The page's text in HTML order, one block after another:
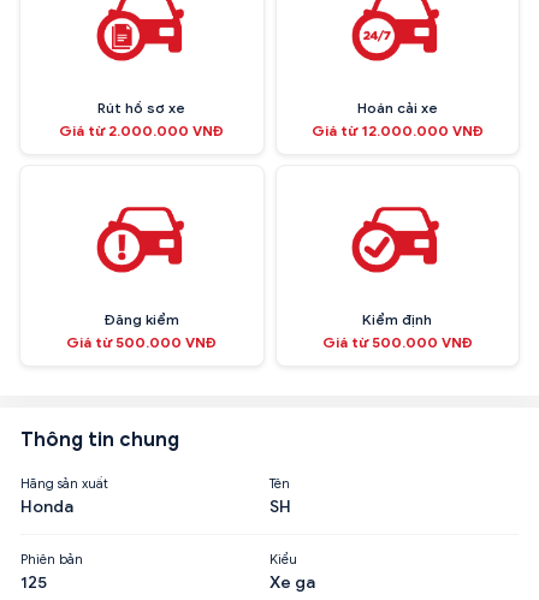
Rút hồ sơ xe
Giá từ 2.000.000 VNĐ
Hoán cải xe
Giá từ 12.000.000 VNĐ
Đăng kiểm
Giá từ 500.000 VNĐ
Kiểm định
Giá từ 500.000 VNĐ
Thông tin chung
Hãng sản xuất
Honda
Tên
SH
Phiên bản
125
Kiểu
Xe ga